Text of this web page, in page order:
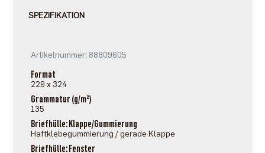
SPEZIFIKATION
Artikelnummer: 88809605
Format
229 x 324
Grammatur (g/m²)
135
Briefhülle: Klappe/Gummierung
Haftklebegummierung / gerade Klappe
Briefhülle: Fenster